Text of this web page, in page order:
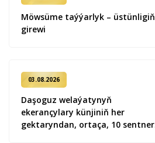
Möwsüme taýýarlyk – üstünligiň
girewi
03.08.2026
Daşoguz welaýatynyň
ekerançylary künjiniň her
gektaryndan, ortaça, 10 sentner